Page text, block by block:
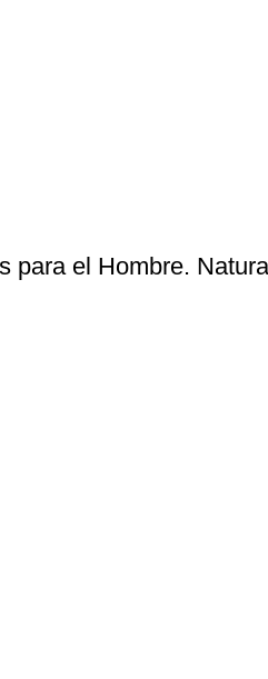
para el Hombre. Natura